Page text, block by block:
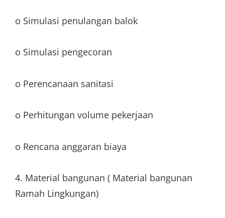
o Simulasi penulangan balok
o Simulasi pengecoran
o Perencanaan sanitasi
o Perhitungan volume pekerjaan
o Rencana anggaran biaya
4. Material bangunan ( Material bangunan
Ramah Lingkungan)